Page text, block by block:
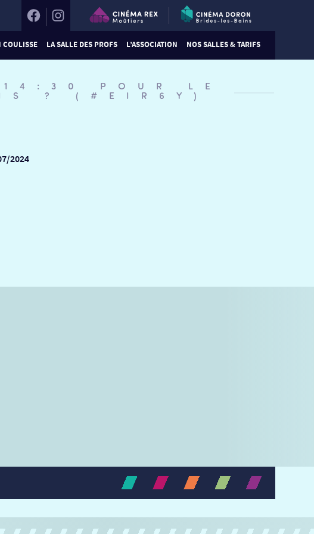
COULISSE LA SALLE DES PROFS L’ASSOCIATION NOS SALLES & TARIFS
POUR LE
? (#EIR6Y)
2024